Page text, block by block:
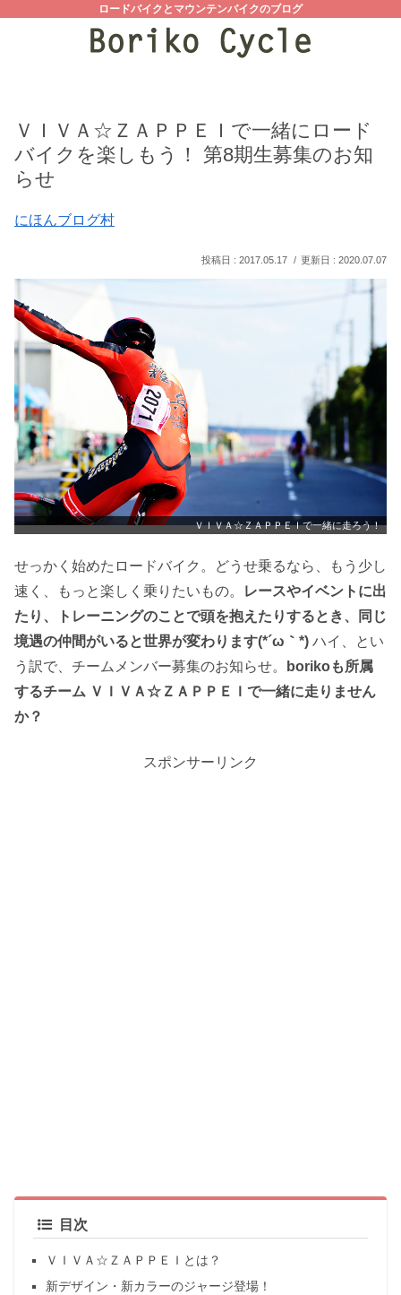
ロードバイクとマウンテンバイクのブログ
ＶＩＶＡ☆ＺＡＰＰＥＩで一緒にロード
バイクを楽しもう！ 第8期生募集のお知
らせ
にほんブログ村
2017.05.17 2020.07.07
ＶＩＶＡ☆ＺＡＰＰＥＩで一緒に走ろう！
せっかく始めたロードバイク。どうせ乗るなら、もう少し
速く、もっと楽しく乗りたいもの。
レースやイベントに出
たり、トレーニングのことで頭を抱えたりするとき、同じ
境遇の仲間がいると世界が変わります(*´ω｀*) ハイ、とい
う訳で、チームメンバー募集のお知らせ。
borikoも所属
するチーム ＶＩＶＡ☆ＺＡＰＰＥＩで一緒に走りません
か？
スポンサーリンク
目次
ＶＩＶＡ☆ＺＡＰＰＥＩとは？
新デザイン・新カラーのジャージ登場！